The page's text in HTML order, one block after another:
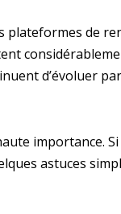
plateformes de
d’évoluer
importance.
astuces